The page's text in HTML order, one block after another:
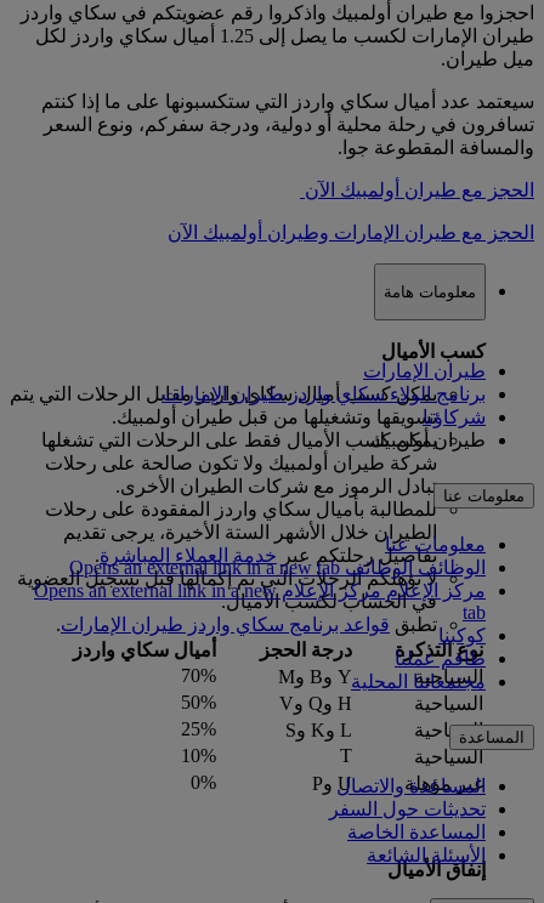
احجزوا مع طيران أولمبيك واذكروا رقم عضويتكم في سكاي واردز
طيران الإمارات لكسب ما يصل إلى 1.25 أميال سكاي واردز لكل
ميل طيران.
سيعتمد عدد أميال سكاي واردز التي ستكسبونها على ما إذا كنتم
تسافرون في رحلة محلية أو دولية، ودرجة سفركم، ونوع السعر
والمسافة المقطوعة جوا.
الحجز مع طيران أولمبيك الآن
الحجز مع طيران الإمارات وطيران أولمبيك الآن
معلومات هامة
كسب الأميال
يمكن كسب أميال سكاي واردز مقابل الرحلات التي يتم
تسويقها وتشغيلها من قبل طيران أولمبيك.
يمكن كسب الأميال فقط على الرحلات التي تشغلها
شركة طيران أولمبيك ولا تكون صالحة على رحلات
تبادل الرموز مع شركات الطيران الأخرى.
للمطالبة بأميال سكاي واردز المفقودة على رحلات
الطيران خلال الأشهر الستة الأخيرة، يرجى تقديم
تفاصيل رحلتكم عبر خدمة العملاء المباشرة.
لا تؤهلكم الرحلات التي تم إكمالها قبل تسجيل العضوية
في الحساب لكسب الأميال.
تطبق قواعد برنامج سكاي واردز طيران الإمارات.
نوع التذكرة
درجة الحجز
أميال سكاي واردز
السياحية
Y وB وM
70%
السياحية
H وQ وV
50%
السياحية
L وK وS
25%
السياحية
T
10%
غير مؤهلة
U وP 0%
إنفاق الأميال
طيران الإمارات
برنامج الولاء سكاي واردز طيران الإمارات
شركاؤنا
طيران أولمبيك
معلومات عنا
معلومات عنا
الوظائفالوظائف Opens an external link in a new tab
مركز الإعلام
مركز الإعلام Opens an external link in a new
tab
كوكبنا
طاقم عملنا
مجتمعاتنا المحلية
المساعدة
المساعدة والاتصال
تحديثات حول السفر
المساعدة الخاصة
الأسئلة الشائعة